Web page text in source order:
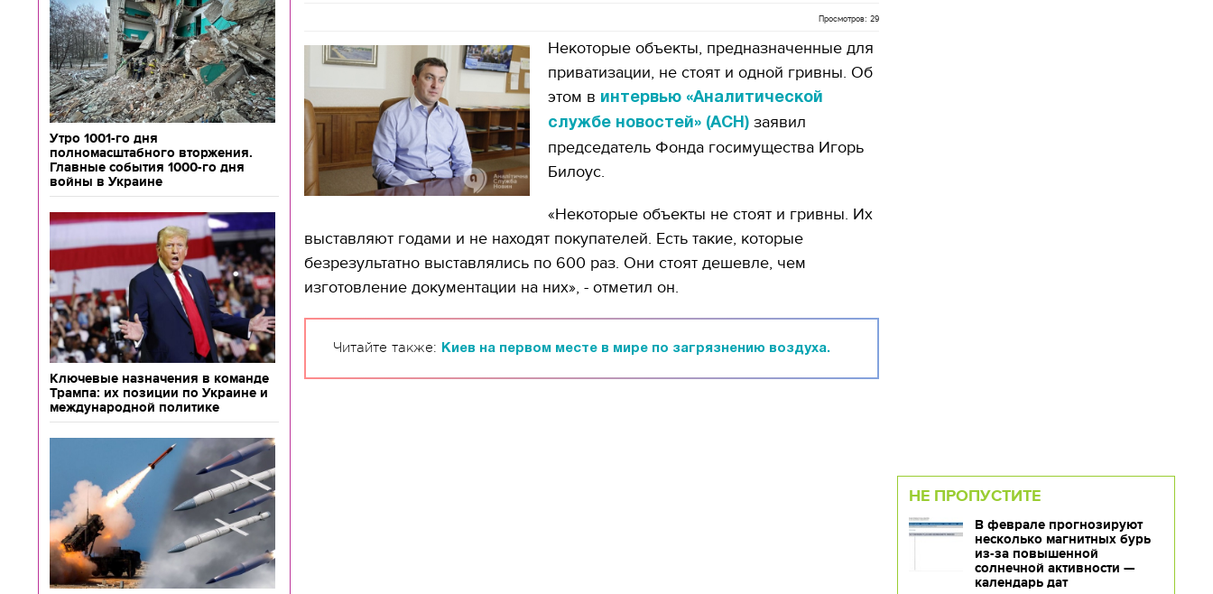
Утро 1001-го дня
полномасштабного вторжения.
Главные события 1000-го дня
войны в Украине
Ключевые назначения в команде
Трампа: их позиции по Украине и
международной политике
Просмотров: 29
Некоторые объекты, предназначенные для
приватизации, не стоят и одной гривны. Об
этом в интервью «Аналитической
службе новостей» (АСН) заявил
председатель Фонда госимущества Игорь
Билоус.
«Некоторые объекты не стоят и гривны. Их
выставляют годами и не находят покупателей. Есть такие, которые
безрезультатно выставлялись по 600 раз. Они стоят дешевле, чем
изготовление документации на них», - отметил он.
Читайте также: Киев на первом месте в мире по загрязнению воздуха.
НЕ ПРОПУСТИТЕ
В феврале прогнозируют
несколько магнитных бурь
из-за повышенной
солнечной активности —
календарь дат